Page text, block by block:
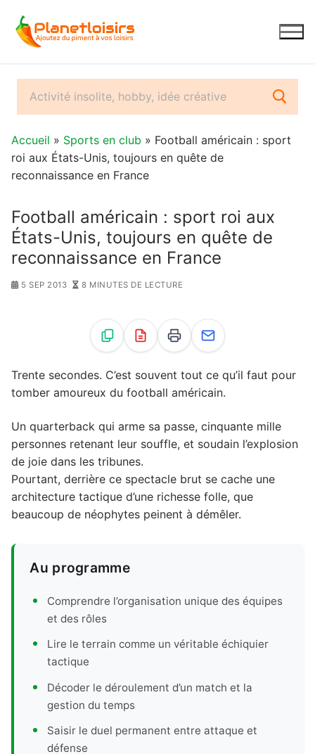
contenu
Accueil » Sports en club » Football américain : sport
roi aux États-Unis, toujours en quête de
reconnaissance en France
Football américain : sport roi aux
États-Unis, toujours en quête de
reconnaissance en France
5 SEP 2013 8 MINUTES DE LECTURE
Trente secondes. C’est souvent tout ce qu’il faut pour
tomber amoureux du football américain.
Un quarterback qui arme sa passe, cinquante mille
personnes retenant leur souffle, et soudain l’explosion
de joie dans les tribunes.
Pourtant, derrière ce spectacle brut se cache une
architecture tactique d’une richesse folle, que
beaucoup de néophytes peinent à démêler.
Au programme
Comprendre l’organisation unique des équipes
et des rôles
Lire le terrain comme un véritable échiquier
tactique
Décoder le déroulement d’un match et la
gestion du temps
Saisir le duel permanent entre attaque et
défense